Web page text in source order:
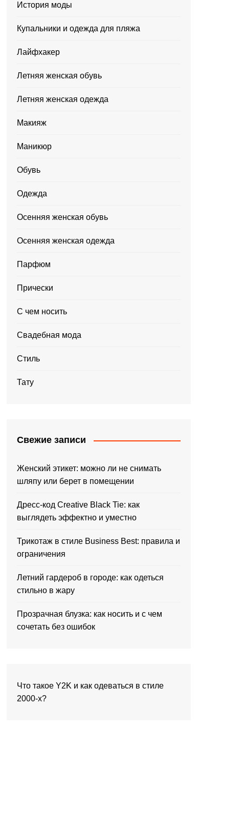
История моды
Купальники и одежда для пляжа
Лайфхакер
Летняя женская обувь
Летняя женская одежда
Макияж
Маникюр
Обувь
Одежда
Осенняя женская обувь
Осенняя женская одежда
Парфюм
Прически
С чем носить
Свадебная мода
Стиль
Тату
Свежие записи
Женский этикет: можно ли не снимать
шляпу или берет в помещении
Дресс-код Creative Black Tie: как
выглядеть эффектно и уместно
Трикотаж в стиле Business Best: правила и
ограничения
Летний гардероб в городе: как одеться
стильно в жару
Прозрачная блузка: как носить и с чем
сочетать без ошибок
Что такое Y2K и как одеваться в стиле
2000-х?